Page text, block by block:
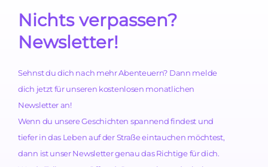
Nichts verpassen?
Newsletter!
Sehnst du dich nach mehr Abenteuern? Dann melde
dich jetzt für unseren kostenlosen monatlichen
Newsletter an!
Wenn du unsere Geschichten spannend findest und
tiefer in das Leben auf der Straße eintauchen möchtest,
dann ist unser Newsletter genau das Richtige für dich.